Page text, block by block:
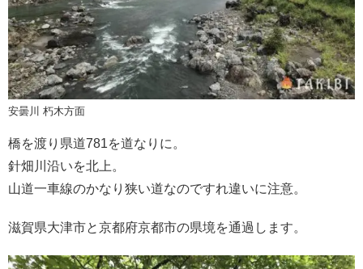
安曇川 朽木方面
橋を渡り県道781を道なりに。
針畑川沿いを北上。
山道一車線のかなり狭い道なのですれ違いに注意。
滋賀県大津市と京都府京都市の県境を通過します。